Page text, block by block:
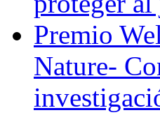
Premio
Nature-